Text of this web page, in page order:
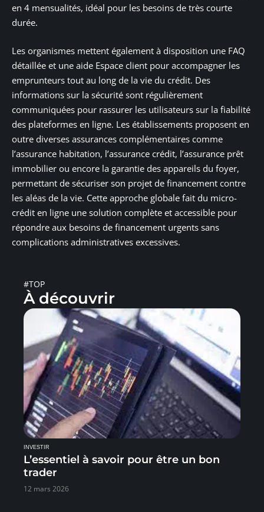
en 4 mensualités, idéal pour les besoins de très courte
durée.
Les organismes mettent également à disposition une FAQ
détaillée et une aide Espace client pour accompagner les
emprunteurs tout au long de la vie du crédit. Des
informations sur la sécurité sont régulièrement
communiquées pour rassurer les utilisateurs sur la fiabilité
des plateformes en ligne. Les établissements proposent en
outre diverses assurances complémentaires comme
l’assurance habitation, l’assurance crédit, l’assurance prêt
immobilier ou encore la garantie des appareils du foyer,
permettant de sécuriser son projet de financement contre
les aléas de la vie. Cette approche globale fait du micro-
crédit en ligne une solution complète et accessible pour
répondre aux besoins de financement urgents sans
complications administratives excessives.
#TOP
À découvrir
INVESTIR
L’essentiel à savoir pour être un bon
trader
12 mars 2026